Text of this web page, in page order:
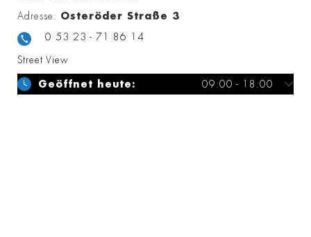
Adresse: Osteröder Straße 3
0 53 23 - 71 86 14
Street View
Geöffnet heute: 09:00 - 18:00